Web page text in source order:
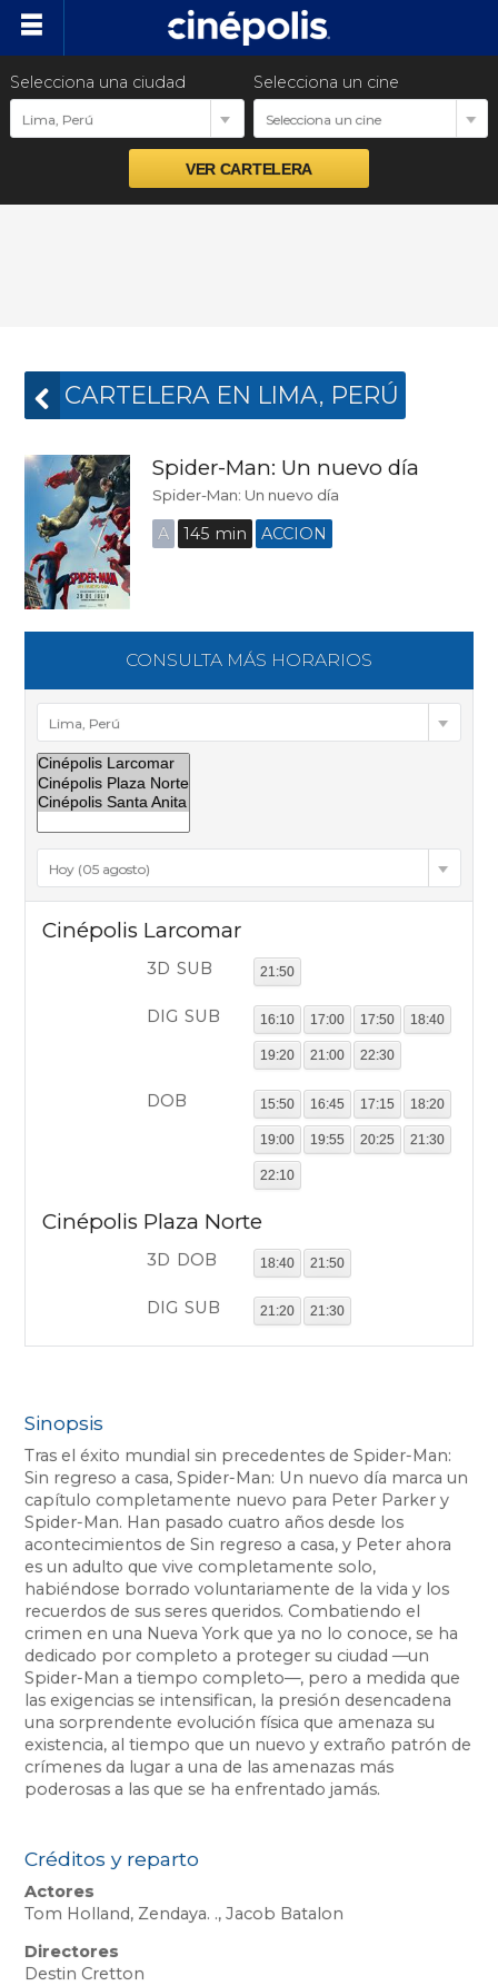
Cartelera
Próximos estrenos
Preventas
Selecciona una ciudad
Lima, Perú
Selecciona un cine
Selecciona un cine
CARTELERA EN LIMA, PERÚ
Spider-Man: Un nuevo día
Spider-Man: Un nuevo día
A 145 min ACCION
CONSULTA MÁS HORARIOS
Lima, Perú
Hoy (05 agosto)
Cinépolis Larcomar
3D SUB 21:50
DIG SUB 16:10 17:00 17:50 18:40
19:20 21:00 22:30
DOB 15:50 16:45 17:15 18:20
19:00 19:55 20:25 21:30
22:10
Cinépolis Plaza Norte
3D DOB 18:40 21:50
DIG SUB 21:20 21:30
20:00 20:20 20:40 21:00
21:40 22:10 22:30
Cinépolis Santa Anita
3D DOB 18:40 21:50
DIG SUB 21:30
DOB 16:10 16:50 17:10 17:40
18:00 18:20 18:50 19:00
19:20 20:00 20:20
21:55
DOB
Sinopsis
Tras el éxito mundial sin precedentes de Spider-Man:
Sin regreso a casa, Spider-Man: Un nuevo día marca un
capítulo completamente nuevo para Peter Parker y
Spider-Man. Han pasado cuatro años desde los
acontecimientos de Sin regreso a casa, y Peter ahora
es un adulto que vive completamente solo,
habiéndose borrado voluntariamente de la vida y los
recuerdos de sus seres queridos. Combatiendo el
crimen en una Nueva York que ya no lo conoce, se ha
dedicado por completo a proteger su ciudad —un
Spider-Man a tiempo completo—, pero a medida que
las exigencias se intensifican, la presión desencadena
una sorprendente evolución física que amenaza su
existencia, al tiempo que un nuevo y extraño patrón de
crímenes da lugar a una de las amenazas más
poderosas a las que se ha enfrentado jamás.
Créditos y reparto
Actores
Tom Holland, Zendaya. ., Jacob Batalon
Directores
Destin Cretton